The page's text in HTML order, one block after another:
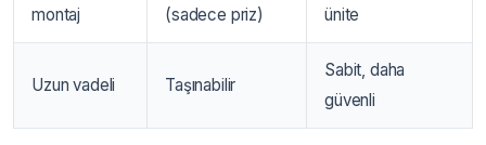
montaj
(sadece priz)
ünite
Uzun vadeli Taşınabilir
Sabit, daha
güvenli